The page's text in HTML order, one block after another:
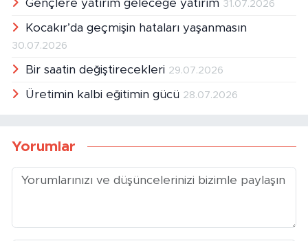
Gençlere yatırım geleceğe yatırım 31.07.2026
Kocakır’da geçmişin hataları yaşanmasın
30.07.2026
Bir saatin değiştirecekleri 29.07.2026
Üretimin kalbi eğitimin gücü 28.07.2026
Yorumlar